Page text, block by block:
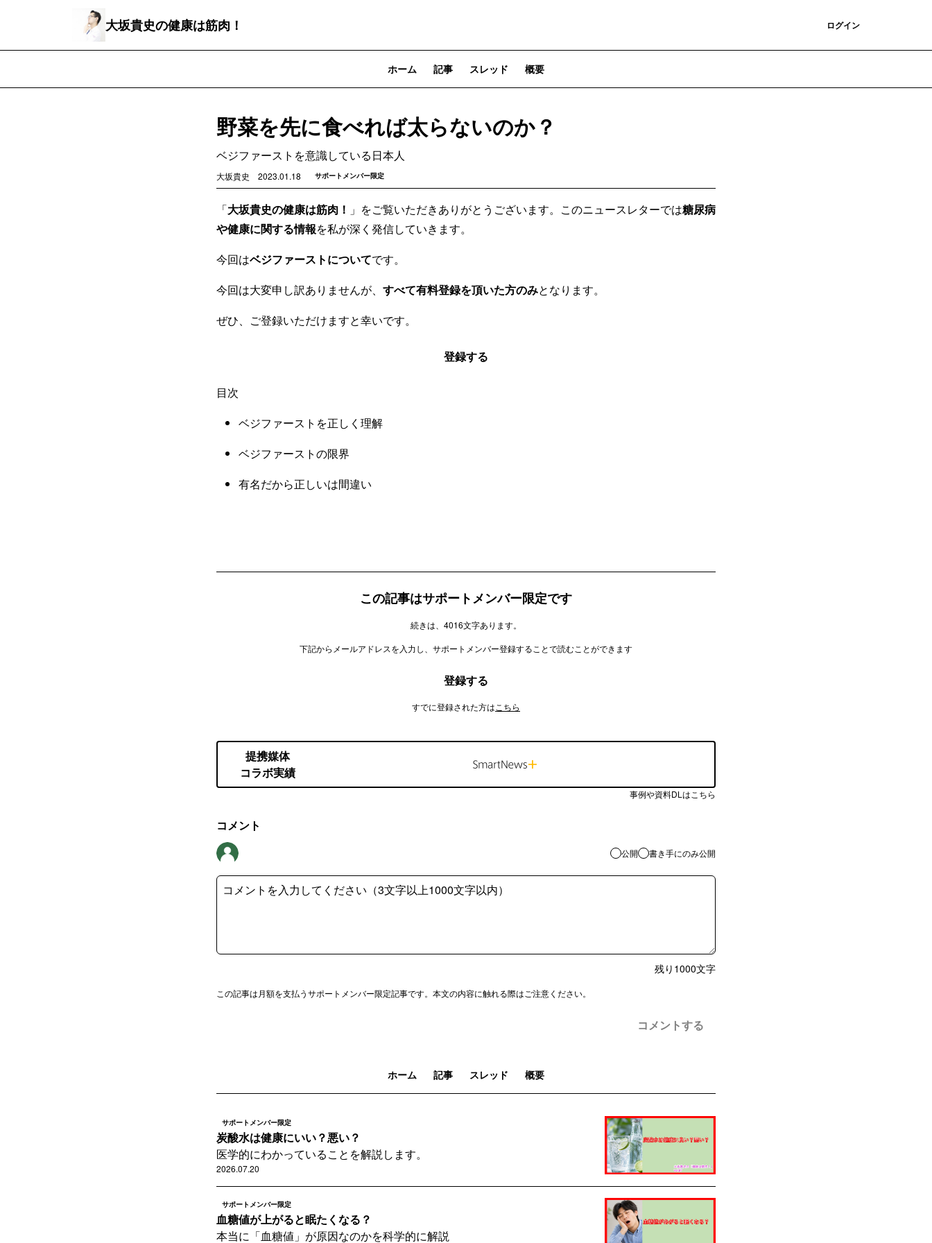
大坂貴史の健康は筋肉！ ログイン
ホーム 記事 スレッド 概要
野菜を先に食べれば太らないのか？
ベジファーストを意識している日本人
大坂貴史 2023.01.18 サポートメンバー限定
「大坂貴史の健康は筋肉！ 」をご覧いただきありがとうございます。このニュースレターでは糖尿病
や健康に関する情報を私が深く発信していきます。
今回はベジファーストについてです。
今回は大変申し訳ありませんが、 すべて有料登録を頂いた方のみとなります。
ぜひ、ご登録いただけますと幸いです。
登録する
目次
ベジファーストを正しく理解
ベジファーストの限界
有名だから正しいは間違い
この記事はサポートメンバー限定です
続きは、4016文字あります。
下記からメールアドレスを入力し、サポートメンバー登録することで読むことができます
登録する
すでに登録された方は こちら
提携媒体
コラボ実績
事例や資料DLはこちら
コメント
公開 書き手にのみ公開
残り 1000文字
この記事は月額を支払うサポートメンバー限定記事です。本文の内容に触れる際はご注意ください。
コメントする
ホーム 記事 スレッド 概要
サポートメンバー限定
炭酸水は健康にいい？悪い？
医学的にわかっていることを解説します。
2026.07.20
サポートメンバー限定
血糖値が上がると眠たくなる？
本当に「血糖値」が原因なのかを科学的に解説